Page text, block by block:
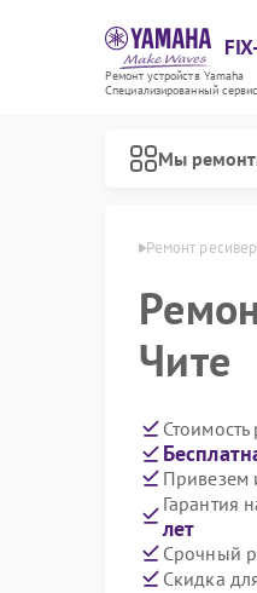
Ремонт устройств Yamaha
Специализированный
Мы
Ремонт
Чите
Привезем
Гарантия
лет
Срочный
Скидка